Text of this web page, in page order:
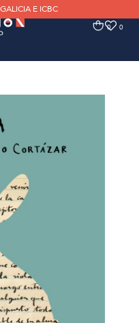
E ICBC
0 0